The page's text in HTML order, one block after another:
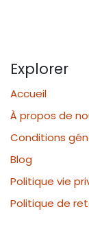
Explorer
Accueil
À propos de
Conditions
Blog
Politique vie
Politique de